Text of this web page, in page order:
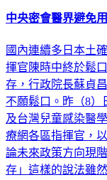
中央密會醫界避免
國內連續多日本土
揮官陳時中終於鬆
存，行政院長蘇貞
不願鬆口。昨（8
及台灣兒童感染醫
療網各區指揮官，
論未來政策方向現
存」這樣的說法雖